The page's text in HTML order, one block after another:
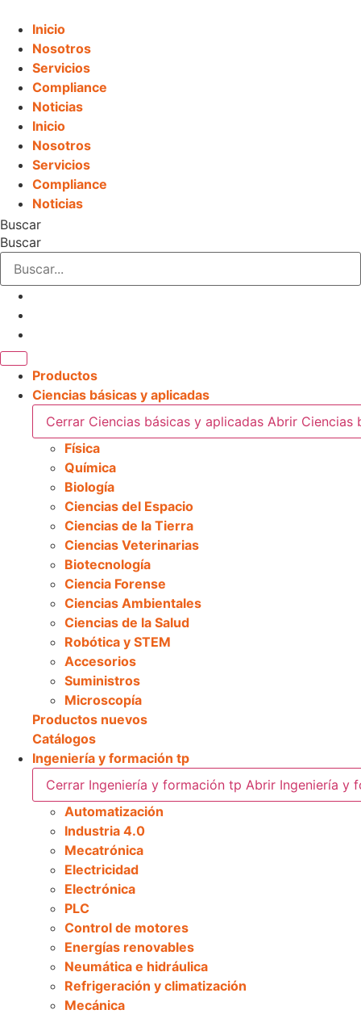
contenido
Inicio
Nosotros
Servicios
Compliance
Noticias
Inicio
Nosotros
Servicios
Compliance
Noticias
Buscar
Buscar
Productos
Ciencias básicas y aplicadas
Cerrar Ciencias básicas y aplicadas Abrir Ciencias
Física
Química
Biología
Ciencias del Espacio
Ciencias de la Tierra
Ciencias Veterinarias
Biotecnología
Ciencia Forense
Ciencias Ambientales
Ciencias de la Salud
Robótica y STEM
Accesorios
Suministros
Microscopía
Productos nuevos
Catálogos
Ingeniería y formación tp
Cerrar Ingeniería y formación tp Abrir Ingeniería y
Automatización
Industria 4.0
Mecatrónica
Electricidad
Electrónica
PLC
Control de motores
Energías renovables
Neumática e hidráulica
Refrigeración y climatización
Mecánica